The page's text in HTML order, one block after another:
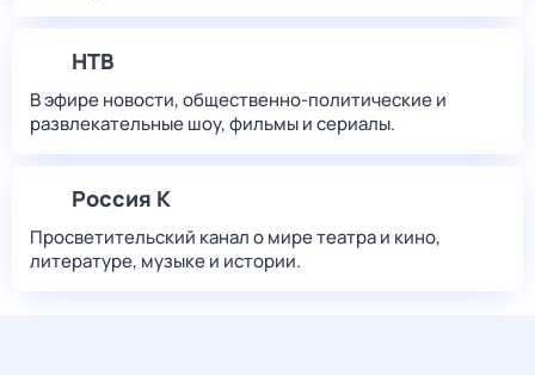
НТВ
В эфире новости, общественно-политические и
развлекательные шоу, фильмы и сериалы.
Россия К
Просветительский канал о мире театра и кино,
литературе, музыке и истории.